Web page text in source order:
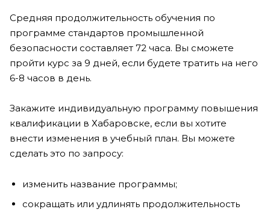
Средняя продолжительность обучения по
программе стандартов промышленной
безопасности составляет 72 часа. Вы сможете
пройти курс за 9 дней, если будете тратить на него
6-8 часов в день.
Закажите индивидуальную программу повышения
квалификации в Хабаровске, если вы хотите
внести изменения в учебный план. Вы можете
сделать это по запросу:
изменить название программы;
сокращать или удлинять продолжительность